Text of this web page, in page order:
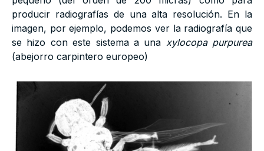
producir radiografías de una alta resolución. En la
imagen, por ejemplo, podemos ver la radiografía que
se hizo con este sistema a una xylocopa purpurea
(abejorro carpintero europeo)